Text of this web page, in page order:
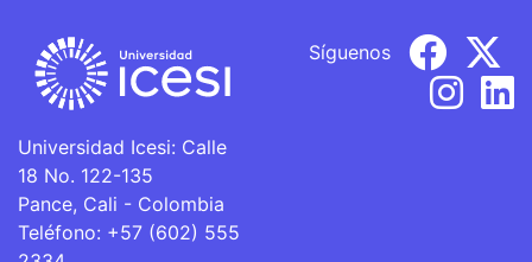
Universidad Icesi: Calle
18 No. 122-135
Pance, Cali - Colombia
Teléfono: +57 (602) 555
Síguenos